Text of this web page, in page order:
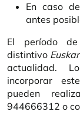
En caso
antes
El período
distintivo
actualidad.
incorporar
pueden
944666312 o